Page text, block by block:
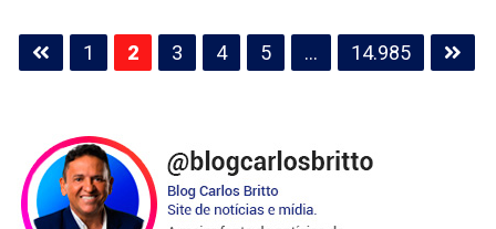
Paginação
de
1 2 3 4 5 … 14.985